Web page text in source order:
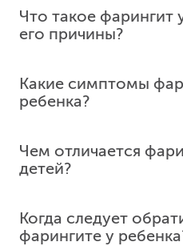
Опухоли околоносовых
затрудненным
ухудшением зрения и
Лечатся они
интраоперационной
Что такое фарингит
его причины?
Какие симптомы
ребенка?
Чем отличается
детей?
Когда следует
фарингите у